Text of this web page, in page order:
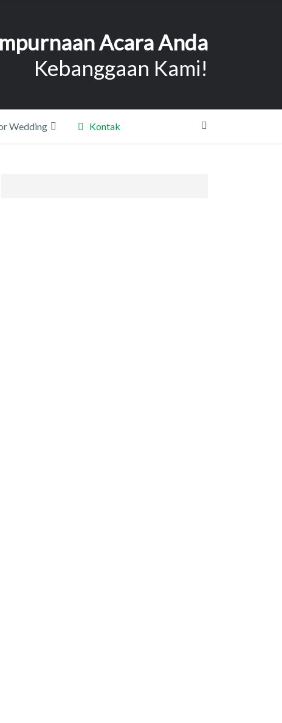
Acara Anda
Kebanggaan Kami!
Wedding Kontak